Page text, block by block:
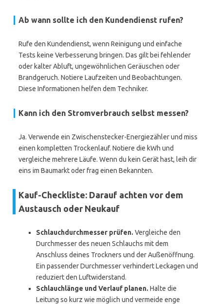
Ab wann sollte ich den Kundendienst rufen?
Rufe den Kundendienst, wenn Reinigung und einfache
Tests keine Verbesserung bringen. Das gilt bei fehlender
oder kalter Abluft, ungewöhnlichen Geräuschen oder
Brandgeruch. Notiere Laufzeiten und Beobachtungen.
Diese Informationen helfen dem Techniker.
Kann ich den Stromverbrauch selbst messen?
Ja. Verwende ein Zwischenstecker-Energiezähler und miss
einen kompletten Trockenlauf. Notiere die kWh und
vergleiche mehrere Läufe. Wenn du kein Gerät hast, leih dir
eins im Baumarkt oder frag einen Bekannten.
Kauf-Checkliste: Darauf achten vor dem
Austausch oder Neukauf
Schlauchdurchmesser prüfen. Vergleiche den
Durchmesser des neuen Schlauchs mit dem
Anschluss deines Trockners und der Außenöffnung.
Ein passender Durchmesser verhindert Leckagen und
reduziert den Luftwiderstand.
Schlauchlänge und Verlauf planen. Halte die
Leitung so kurz wie möglich und vermeide enge